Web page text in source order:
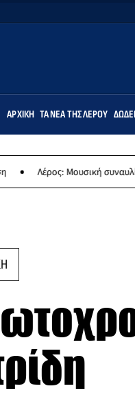
ΑΡΧΙΚΉ ΤΑ ΝΈΑ ΤΗΣ ΛΈΡΟΥ
συναυλία των